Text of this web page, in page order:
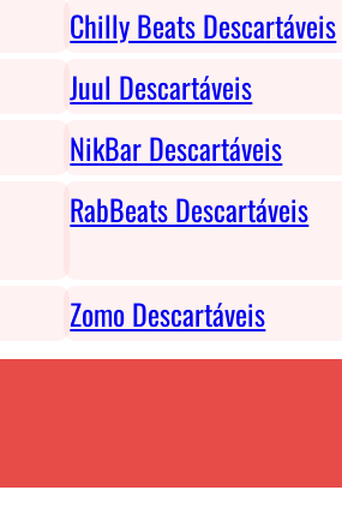
Chilly Beats Descartáveis
Juul Descartáveis
NikBar Descartáveis
RabBeats Descartáveis
Zomo Descartáveis